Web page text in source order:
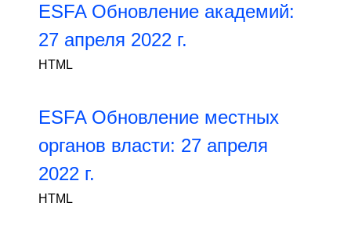
ESFA Обновление академий:
27 апреля 2022 г.
HTML
ESFA Обновление местных
органов власти: 27 апреля
2022 г.
HTML